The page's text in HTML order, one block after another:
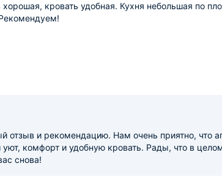
кровать удобная. Кухня небольшая по
отзыв и рекомендацию. Нам очень приятно, что
комфорт и удобную кровать. Рады, что в
снова!